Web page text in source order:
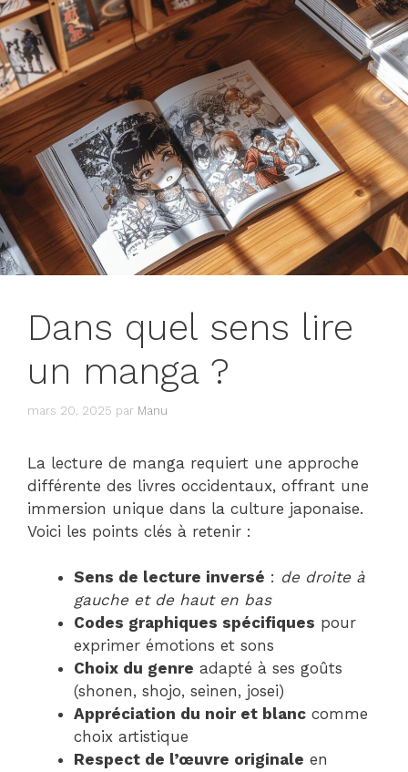
Dans quel sens lire
un manga ?
mars 20, 2025 par Manu
La lecture de manga requiert une approche
différente des livres occidentaux, offrant une
immersion unique dans la culture japonaise.
Voici les points clés à retenir :
Sens de lecture inversé : de droite à
gauche et de haut en bas
Codes graphiques spécifiques pour
exprimer émotions et sons
Choix du genre adapté à ses goûts
(shonen, shojo, seinen, josei)
Appréciation du noir et blanc comme
choix artistique
Respect de l’œuvre originale en